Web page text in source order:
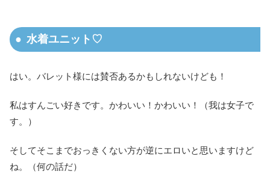
水着ユニット♡
はい。バレット様には賛否あるかもしれないけども！
私はすんごい好きです。かわいい！かわいい！（我は女子で
す。）
そしてそこまでおっきくない方が逆にエロいと思いますけど
ね。（何の話だ）